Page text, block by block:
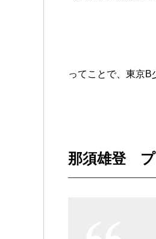
ってことで、東京B
那須雄登